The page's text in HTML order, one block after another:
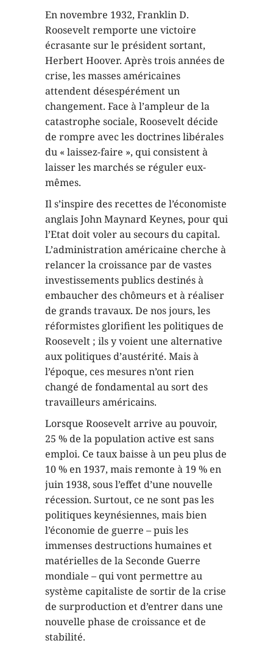
En novembre 1932, Franklin D.
Roosevelt remporte une victoire
écrasante sur le président sortant,
Herbert Hoover. Après trois années de
crise, les masses américaines
attendent désespérément un
changement. Face à l’ampleur de la
catastrophe sociale, Roosevelt décide
de rompre avec les doctrines libérales
du « laissez-faire », qui consistent à
laisser les marchés se réguler eux-
mêmes.
Il s’inspire des recettes de l’économiste
anglais John Maynard Keynes, pour qui
l’Etat doit voler au secours du capital.
L’administration américaine cherche à
relancer la croissance par de vastes
investissements publics destinés à
embaucher des chômeurs et à réaliser
de grands travaux. De nos jours, les
réformistes glorifient les politiques de
Roosevelt ; ils y voient une alternative
aux politiques d’austérité. Mais à
l’époque, ces mesures n’ont rien
changé de fondamental au sort des
travailleurs américains.
Lorsque Roosevelt arrive au pouvoir,
25 % de la population active est sans
emploi. Ce taux baisse à un peu plus de
10 % en 1937, mais remonte à 19 % en
juin 1938, sous l’effet d’une nouvelle
récession. Surtout, ce ne sont pas les
politiques keynésiennes, mais bien
l’économie de guerre – puis les
immenses destructions humaines et
matérielles de la Seconde Guerre
mondiale – qui vont permettre au
système capitaliste de sortir de la crise
de surproduction et d’entrer dans une
nouvelle phase de croissance et de
stabilité.